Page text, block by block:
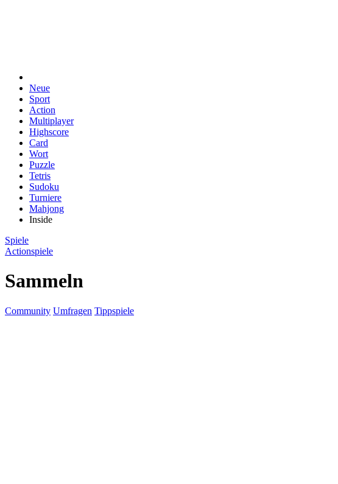
Neue
Sport
Action
Multiplayer
Highscore
Card
Wort
Puzzle
Tetris
Sudoku
Turniere
Mahjong
Inside
Spiele
Actionspiele
Sammeln
Community Umfragen Tippspiele